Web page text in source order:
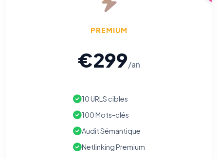
PREMIUM
€299/an
10 URLS cibles
100 Mots-clés
Audit Sémantique
Netlinking Premium